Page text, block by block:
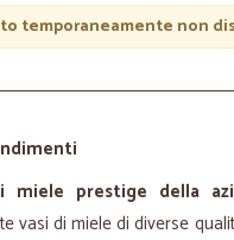
temporaneamente non
miele prestige della
vasi di miele di diverse